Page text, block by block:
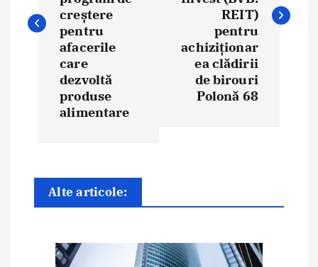
g
n
a
creștere
pentru
afacerile
care
dezvoltă
produse
alimentare
REIT)
pentru
achiziționar
ea clădirii
de birouri
Polonă 68
Alte articole: